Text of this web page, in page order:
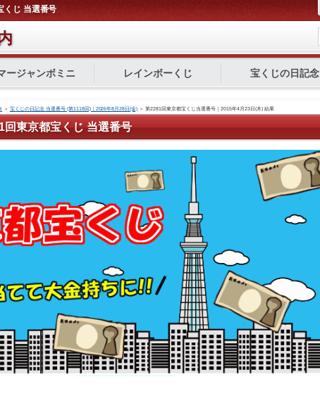
くじ 当選番号
ージャンボミニ レインボーくじ 宝くじの日記念
＞ 宝くじの日記念 当選番号 (第1118回)｜2026年8月28日(金) ＞第2281回東京都宝くじ当選番号｜2015年4月23日(木) 結果
回東京都宝くじ 当選番号